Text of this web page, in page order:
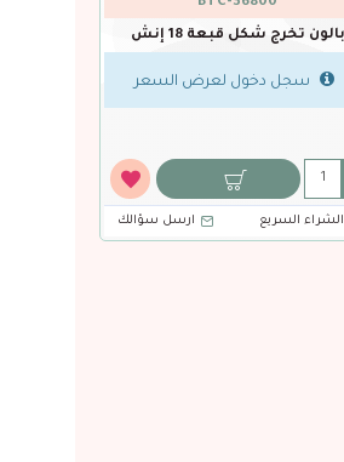
QTX-55836
والذهبي 18 إنش
الشراء السريع ارسل سؤالك